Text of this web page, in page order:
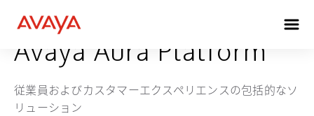
Avaya Aura Platform
従業員およびカスタマーエクスペリエンスの包括的なソ
リューション